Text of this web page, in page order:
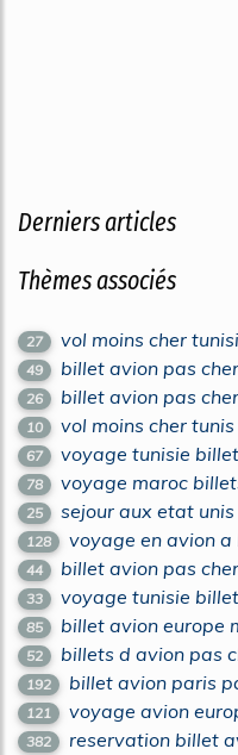
Derniers articles
Thèmes associés
27 vol moins cher
49 billet avion pas
26 billet avion pas
10 vol moins cher
67 voyage tunisie
78 voyage maroc
25 sejour aux etat
128 voyage en avion
44 billet avion pas
33 voyage tunisie
85 billet avion europe
52 billets d avion pas
192 billet avion paris
121 voyage avion
382 reservation billet